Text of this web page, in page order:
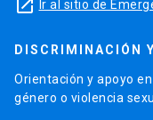
launch Ir al sitio de
DISCRIMINACIÓN
Orientación y apoyo
género o violencia